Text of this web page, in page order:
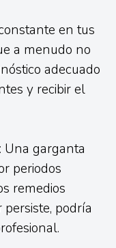
en tus
a menudo no
adecuado
y recibir el
: Una garganta
periodos
remedios
podría